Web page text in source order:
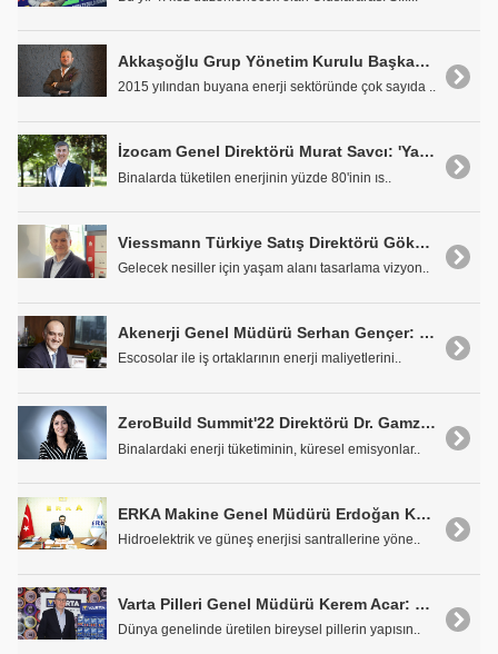
Akkaşoğlu Grup Yönetim Kurulu Başkanı Tevfik Akkaş: 'Enerji Sektörünün Geleceği Güneşte'
2015 yılından buyana enerji sektöründe çok sayıda ..
İzocam Genel Direktörü Murat Savcı: 'Yalıtımlı Bir Bina %60'ın Üzerinde Enerji Tasarrufu Sağlar'
Binalarda tüketilen enerjinin yüzde 80'inin ıs..
Viessmann Türkiye Satış Direktörü Gökhan Altun: "Ciromuzun Yaklaşık %60'a Yakınını Fosil Yakıtlı Olmayan Cihazlardan Karşılıyoruz"
Gelecek nesiller için yaşam alanı tasarlama vizyon..
Akenerji Genel Müdürü Serhan Gençer: "Escosolar ile Karşılıklı Kazanca Dayalı İş Birlikleri Hedefliyoruz"
Escosolar ile iş ortaklarının enerji maliyetlerini..
ZeroBuild Summit'22 Direktörü Dr. Gamze Karanfil: 'Binaların Enerji Tüketimi Küresel Emisyonların Yüzde 40'ını Oluşturuyor'
Binalardaki enerji tüketiminin, küresel emisyonlar..
ERKA Makine Genel Müdürü Erdoğan Kaya: "Her Santralin Yapısına Uygun Çözümler Geliştiriyoruz"
Hidroelektrik ve güneş enerjisi santrallerine yöne..
Varta Pilleri Genel Müdürü Kerem Acar: "Kullanılmış Pillerin Toplanması Çevre Açısından Oldukça Önemli'
Dünya genelinde üretilen bireysel pillerin yapısın..